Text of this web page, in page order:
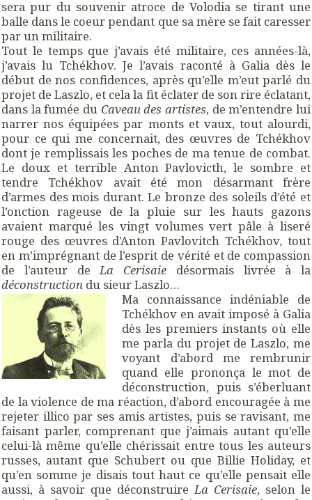
sera pur du souvenir atroce de Volodia se tirant une
balle dans le coeur pendant que sa mère se fait caresser
par un militaire.
Tout le temps que j’avais été militaire, ces années-là,
j’avais lu Tchékhov. Je l’avais raconté à Galia dès le
début de nos confidences, après qu’elle m’eut parlé du
projet de Laszlo, et cela la fit éclater de son rire éclatant,
dans la fumée du Caveau des artistes, de m’entendre lui
narrer nos équipées par monts et vaux, tout alourdi,
pour ce qui me concernait, des œuvres de Tchékhov
dont je remplissais les poches de ma tenue de combat.
Le doux et terrible Anton Pavlovicth, le sombre et
tendre Tchékhov avait été mon désarmant frère
d’armes des mois durant. Le bronze des soleils d’été et
l’onction rageuse de la pluie sur les hauts gazons
avaient marqué les vingt volumes vert pâle à liseré
rouge des œuvres d’Anton Pavlovitch Tchékhov, tout
en m’imprégnant de l’esprit de vérité et de compassion
de l’auteur deLa Cerisaie désormais livrée à la
déconstruction du sieur Laszlo…
Ma connaissance indéniable de
Tchékhov en avait imposé à Galia
dès les premiers instants où elle
me parla du projet de Laszlo, me
voyant d’abord me rembrunir
quand elle prononça le mot de
déconstruction, puis s’éberluant
de la violence de ma réaction, d’abord encouragée à me
rejeter illico par ses amis artistes, puis se ravisant, me
faisant parler, comprenant que j’aimais autant qu’elle
celui-là même qu’elle chérissait entre tous les auteurs
russes, autant que Schubert ou que Billie Holiday, et
qu’en somme je disais tout haut ce qu’elle pensait elle
aussi, à savoir que déconstruireLa Cerisaie, selon le